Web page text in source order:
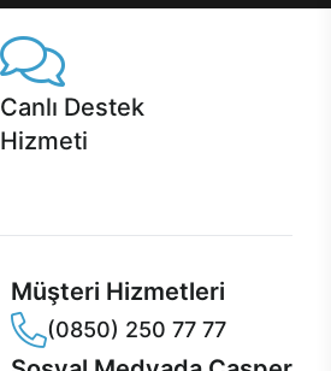
Canlı Destek
Hizmeti
Müşteri Hizmetleri
(0850) 250 77 77